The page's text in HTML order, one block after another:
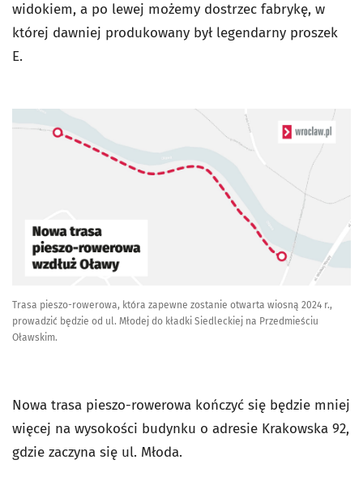
widokiem, a po lewej możemy dostrzec fabrykę, w
której dawniej produkowany był legendarny proszek
E.
Trasa pieszo-rowerowa, która zapewne zostanie otwarta wiosną 2024 r.,
prowadzić będzie od ul. Młodej do kładki Siedleckiej na Przedmieściu
Oławskim.
Nowa trasa pieszo-rowerowa kończyć się będzie mniej
więcej na wysokości budynku o adresie Krakowska 92,
gdzie zaczyna się ul. Młoda.